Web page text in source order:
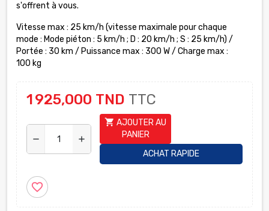
s'offrent à vous.
Vitesse max : 25 km/h (vitesse maximale pour chaque
mode : Mode piéton : 5 km/h ; D : 20 km/h ; S : 25 km/h) /
Portée : 30 km / Puissance max : 300 W/ Charge max :
100 kg
1 925,000 TND TTC
remove add
shopping_cart AJOUTER AU
PANIER
ACHAT RAPIDE
favorite_border